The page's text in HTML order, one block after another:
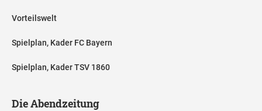
Vorteilswelt
Spielplan, Kader FC Bayern
Spielplan, Kader TSV 1860
Die Abendzeitung